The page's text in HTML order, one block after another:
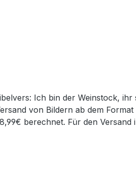
von Bildern ab dem
berechnet. Für den